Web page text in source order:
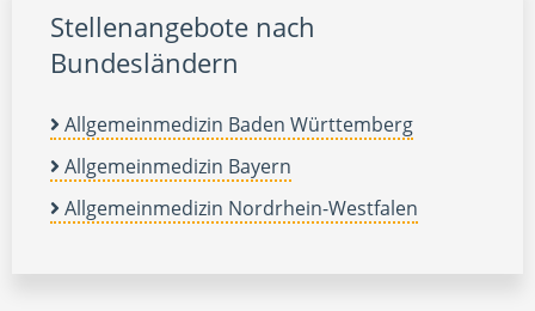
Stellenangebote nach
Bundesländern
Allgemeinmedizin Baden Württemberg
Allgemeinmedizin Bayern
Allgemeinmedizin Nordrhein-Westfalen